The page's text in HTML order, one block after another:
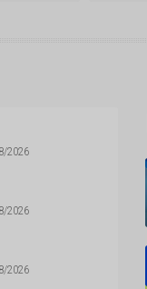
2026
2026
2026